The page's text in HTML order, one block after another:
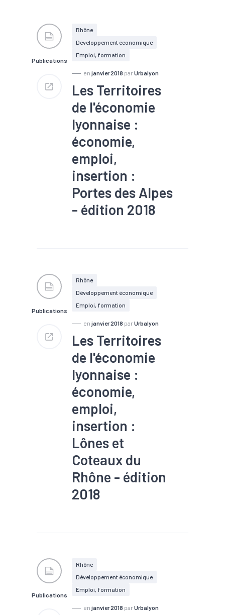
d'activités
Publications
Rhône
Développement économique
Emploi, formation
en janvier 2018 par Urbalyon
Les Territoires
de l'économie
lyonnaise :
économie,
emploi,
insertion :
Portes des Alpes
- édition 2018
d'activités
Publications
Rhône
Développement économique
Emploi, formation
en janvier 2018 par Urbalyon
Les Territoires
de l'économie
lyonnaise :
économie,
emploi,
insertion :
Lônes et
Coteaux du
Rhône - édition
2018
d'activités
Publications
Rhône
Développement économique
Emploi, formation
en janvier 2018 par Urbalyon